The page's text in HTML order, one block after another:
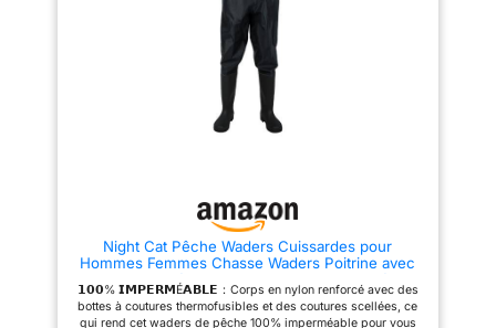
pêchent à gué, en kayak ou à la
mouche, non seulement pour la
【Polyvalent et réglable】Avec
une boucle réglable sur un côté,
la sangle du support de canne à
ajustement confortable pour la
Fabriqué à partir de matériaux
sangles en caoutchouc
hautement élastiques, cette
pêche est conçue pour résister
à la déformation et aux
Night Cat Pêche Waders Cuissardes pour
Hommes Femmes Chasse Waders Poitrine avec
Bottes imperméable Respirant Crosswater pêche,
Noir, Taille 44
𝟭𝟬𝟬% 𝗜𝗠𝗣𝗘𝗥𝗠É𝗔𝗕𝗟𝗘：Corps en nylon renforcé avec des
bottes à coutures thermofusibles et des coutures scellées, ce
qui rend cet waders de pêche 100% imperméable pour vous